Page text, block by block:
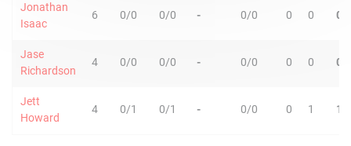
Jonathan
Isaac
6 0/0 0/0 - 0/0 0 0 0
Jase
Richardson
4 0/0 0/0 - 0/0 0 0 0
Jett
Howard
4 0/1 0/1 - 0/0 0 1 1